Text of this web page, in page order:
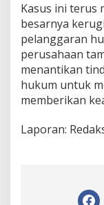
Kasus ini terus
besarnya
pelanggaran
perusahaan
menantikan
hukum untuk
memberikan
Laporan: